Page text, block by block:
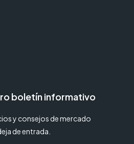
boletín informativo
y consejos de mercado
de entrada.